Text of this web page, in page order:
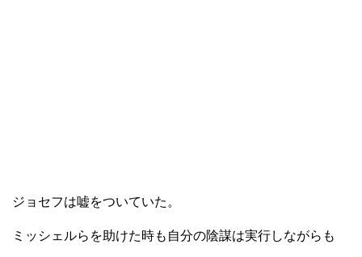
ジョセフは嘘をついていた。
ミッシェルらを助けた時も自分の陰謀は実行しながらも